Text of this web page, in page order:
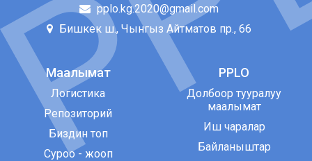
pplo.kg.2020@gmail.com
Бишкек ш., Чынгыз Айтматов пр., 66
Маалымат
Логистика
Репозиторий
Биздин топ
Суроо - жооп
PPLO
Долбоор тууралуу
маалымат
Иш чаралар
Байланыштар